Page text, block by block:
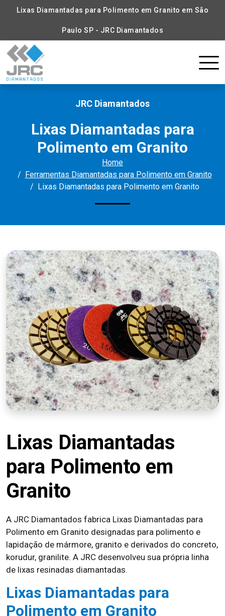
Lixas Diamantadas para Polimento em Granito em São
Paulo SP - JRC Diamantados
JRC Diamantados
Lixas Diamantadas para
Polimento em Granito
Home
Ferramentas Diamantadas para Polimento em Granito
Lixas Diamantadas para Polimento em Granito
Lixas Diamantadas
para Polimento em
Granito
A JRC Diamantados fabrica Lixas Diamantadas para
Polimento em Granito designadas para polimento e
lapidação de mármore, granito e derivados do concreto,
korudur, granilite. A JRC desenvolveu sua própria linha
de lixas resinadas diamantadas.
Lixas Diamantadas para
Polimento em Granito